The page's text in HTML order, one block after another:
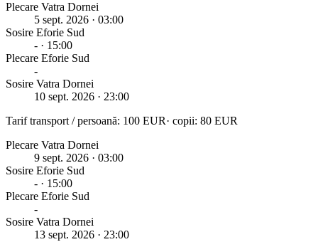
Plecare Vatra Dornei
5 sept. 2026 · 03:00
Sosire Eforie Sud
- · 15:00
Plecare Eforie Sud
-
Sosire Vatra Dornei
10 sept. 2026 · 23:00
Tarif transport / persoană: 100 EUR· copii: 80 EUR
Plecare Vatra Dornei
9 sept. 2026 · 03:00
Sosire Eforie Sud
- · 15:00
Plecare Eforie Sud
-
Sosire Vatra Dornei
13 sept. 2026 · 23:00